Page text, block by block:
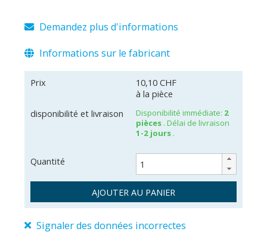
Demandez plus d'informations
Informations sur le fabricant
Prix
10,10 CHF
à la pièce
disponibilité et livraison
Disponibilité immédiate: 2
pièces . Délai de livraison
1-2 jours .
Quantité
AJOUTER AU PANIER
Signaler des données incorrectes